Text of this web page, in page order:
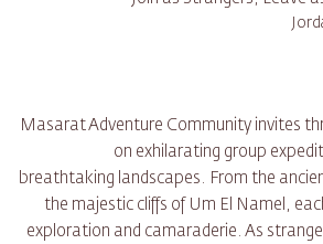
Masarat Adventure Community invites
on exhilarating group
breathtaking landscapes. From the
the majestic cliffs of Um El Namel,
exploration and camaraderie. As